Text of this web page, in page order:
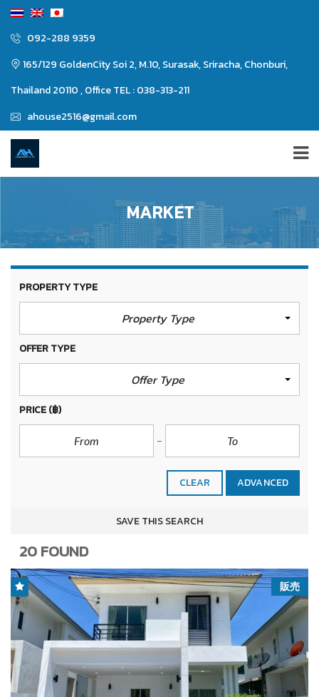
092-288 9359
165/129 GoldenCity Soi 2, M.10, Surasak, Sriracha, Chonburi,
Thailand 20110 , Office TEL : 038-313-211
ahouse2516@gmail.com
MARKET
PROPERTY TYPE
Property Type
OFFER TYPE
Offer Type
PRICE(฿)
CLEAR ADVANCED
SAVE THIS SEARCH
20 FOUND
販売